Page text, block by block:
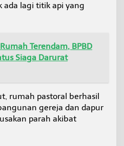
lagi titik api yang
Terendam, BPBD
Siaga Darurat
rumah pastoral berhasil
gereja dan dapur
parah akibat